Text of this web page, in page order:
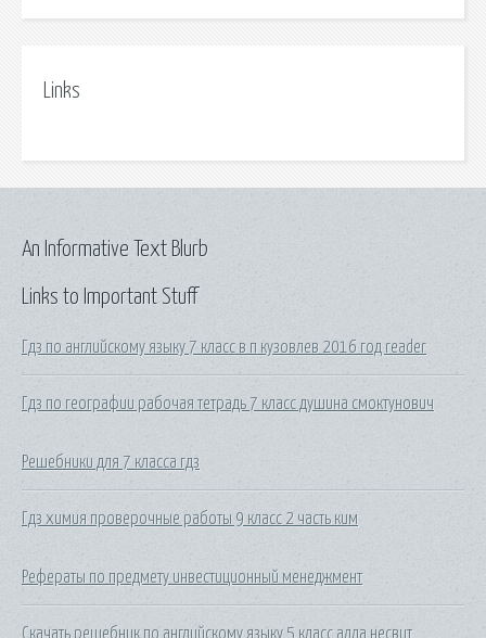
Links
Links to Important Stuff
Гдз по английскому языку 7 класс в п кузовлев 2016 год reader
Гдз по географии рабочая тетрадь 7 класс душина смоктунович
Решебники для 7 класса гдз
Гдз химия проверочные работы 9 класс 2 часть ким
Рефераты по предмету инвестиционный менеджмент
Скачать решебник по английскому языку 5 класс алла несвит
An Informative Text Blurb